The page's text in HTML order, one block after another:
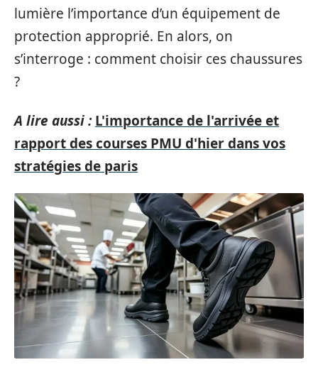
lumière l’importance d’un équipement de
protection approprié. En alors, on
s’interroge : comment choisir ces chaussures
?
A lire aussi : L'importance de l'arrivée et
rapport des courses PMU d'hier dans vos
stratégies de paris